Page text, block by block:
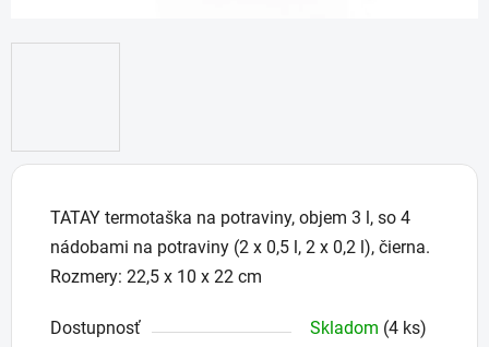
TATAY termotaška na potraviny, objem 3 l, so 4
nádobami na potraviny (2 x 0,5 l, 2 x 0,2 l), čierna.
Rozmery: 22,5 x 10 x 22 cm
Dostupnosť Skladom (4 ks)